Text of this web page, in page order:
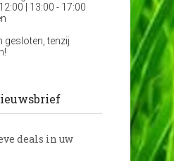
| 13:00 - 17:00
gesloten, tenzij
deals in uw